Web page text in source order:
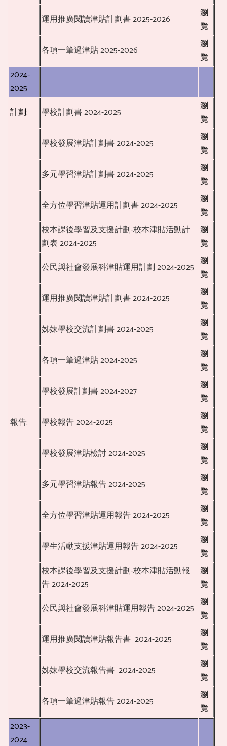
運用推廣閱讀津貼計劃書 2025-2026
瀏
覽
各項一筆過津貼 2025-2026
瀏
覽
2024-
2025
計劃:
學校計劃書 2024-2025
瀏
覽
學校發展津貼計劃書 2024-2025
瀏
覽
多元學習津貼計劃書 2024-2025
瀏
覽
全方位學習津貼運用計劃書 2024-2025
瀏
覽
校本課後學習及支援計劃-校本津貼活動計
劃表 2024-2025
瀏
覽
公民與社會發展科津貼運用計劃 2024-2025 瀏
覽
運用推廣閱讀津貼計劃書 2024-2025
瀏
覽
姊妹學校交流計劃書 2024-2025
瀏
覽
各項一筆過津貼 2024-2025
瀏
覽
學校發展計劃書 2024-2027
瀏
覽
報告:
學校報告 2024-2025
瀏
覽
學校發展津貼檢討 2024-2025
瀏
覽
多元學習津貼報告 2024-2025
瀏
覽
全方位學習津貼運用報告 2024-2025
瀏
覽
學生活動支援津貼運用報告 2024-2025
瀏
覽
校本課後學習及支援計劃-校本津貼活動報
告 2024-2025
瀏
覽
公民與社會發展科津貼運用報告 2024-2025 瀏
覽
運用推廣閱讀津貼報告書 2024-2025
瀏
覽
姊妹學校交流報告書 2024-2025
瀏
覽
各項一筆過津貼報告 2024-2025
瀏
覽
2023-
2024